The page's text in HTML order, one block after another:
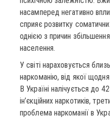
насамперед негативно
сприяє розвитку
однією з причин
населення.
У світі нараховується
наркоманію, від якої
В Україні налічується до
ін’єкційних наркотиків,
проблема наркоманії в